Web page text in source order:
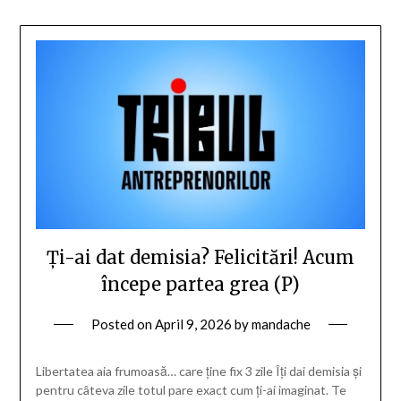
Ți-ai dat demisia? Felicitări! Acum
începe partea grea (P)
Posted onApril 9, 2026 bymandache
Libertatea aia frumoasă… care ține fix 3 zile Îți dai demisia și
pentru câteva zile totul pare exact cum ți-ai imaginat. Te